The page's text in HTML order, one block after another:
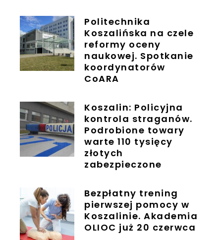
Politechnika
Koszalińska na czele
reformy oceny
naukowej. Spotkanie
koordynatorów
CoARA
Koszalin: Policyjna
kontrola straganów.
Podrobione towary
warte 110 tysięcy
złotych
zabezpieczone
Bezpłatny trening
pierwszej pomocy w
Koszalinie. Akademia
OLIOC już 20 czerwca